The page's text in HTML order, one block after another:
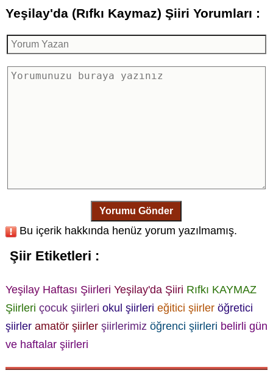
Yeşilay'da (Rıfkı Kaymaz) Şiiri Yorumları :
Yorumu Gönder
Bu içerik hakkında henüz yorum yazılmamış.
Şiir Etiketleri :
Yeşilay Haftası Şiirleri Yeşilay'da Şiiri Rıfkı KAYMAZ
Şiirleri çocuk şiirleri okul şiirleri eğitici şiirler öğretici
şiirler amatör şiirler şiirlerimiz öğrenci şiirleri belirli gün
ve haftalar şiirleri